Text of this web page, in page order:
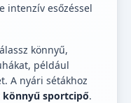
intenzív esőzéssel
könnyű,
például
A nyári sétákhoz
könnyű sportcipő.